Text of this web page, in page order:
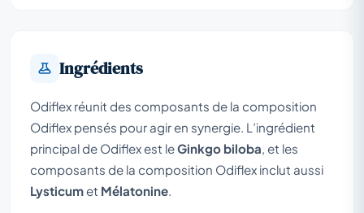
Ingrédients
Odiflex réunit des composants de la composition
Odiflex pensés pour agir en synergie. L’ingrédient
principal de Odiflex est leGinkgo biloba , et les
composants de la composition Odiflex inclut aussi
Lysticumet Mélatonine